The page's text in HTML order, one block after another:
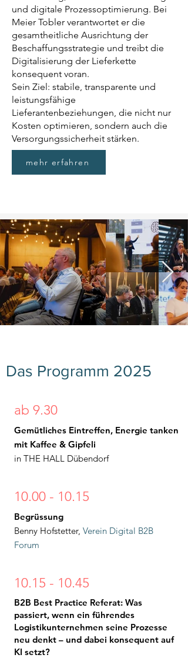
und digitale Prozessoptimierung. Bei
Meier Tobler verantwortet er die
gesamtheitliche Ausrichtung der
Beschaffungsstrategie und treibt die
Digitalisierung der Lieferkette
konsequent voran.
Sein Ziel: stabile, transparente und
leistungsfähige
Lieferantenbeziehungen, die nicht nur
Kosten optimieren, sondern auch die
Versorgungssicherheit stärken.
mehr erfahren
Das Programm 2025
ab 9.30
Gemütliches Eintreffen, Energie tanken
mit Kaffee & Gipfeli
in THE HALL Dübendorf
10.00 - 10.15
Begrüssung
Benny Hofstetter, Verein Digital B2B
Forum
10.15 - 10.45
B2B Best Practice Referat: Was
passiert, wenn ein führendes
Logistikunternehmen seine Prozesse
neu denkt – und dabei konsequent auf
KI setzt?